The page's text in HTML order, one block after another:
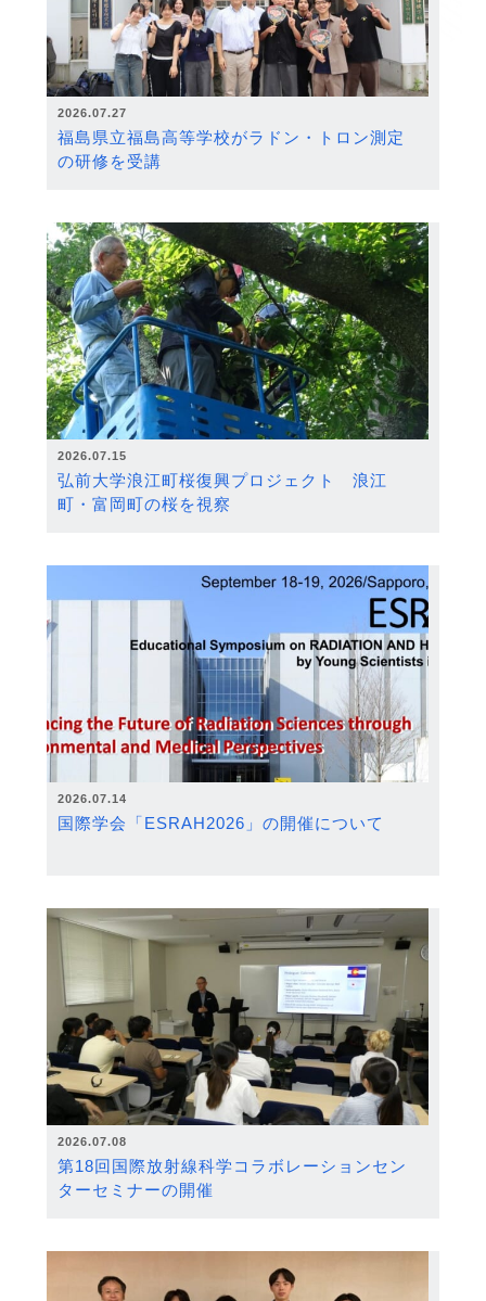
2026.07.27
福島県立福島高等学校がラドン・トロン測定
の研修を受講
2026.07.15
弘前大学浪江町桜復興プロジェクト 浪江
町・富岡町の桜を視察
2026.07.14
国際学会「ESRAH2026」の開催について
2026.07.08
第18回国際放射線科学コラボレーションセン
ターセミナーの開催